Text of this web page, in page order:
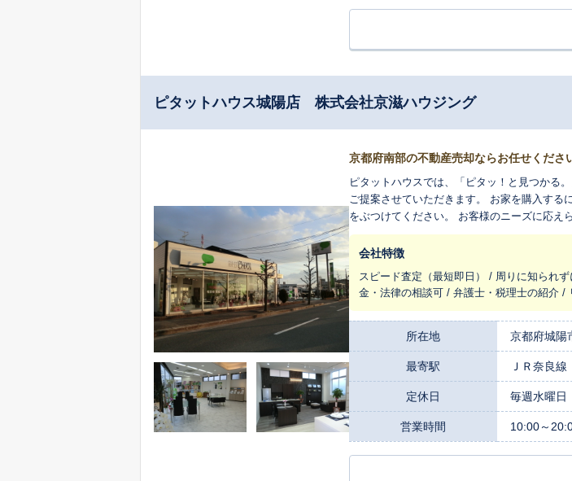
ピタットハウス城陽店 株式会社京滋ハウジング
京都府南部の不動産売却ならお任せくださ
ピタットハウスでは、「ピタッ！と見つかる
ご提案させていただきます。 お家を購入す
をぶつけてください。 お客様のニーズに応え
す。 地域に密着しているピタットハウスだか
まのお問い合わせ・ご来店心よりお待ちしてお
会社特徴
スピード査定（最短即日） / 周りに知られ
金・法律の相談可 / 弁護士・税理士の紹介 /
所在地 京都府城陽
最寄駅 ＪＲ奈良
定休日 毎週水曜
営業時間 10:00～